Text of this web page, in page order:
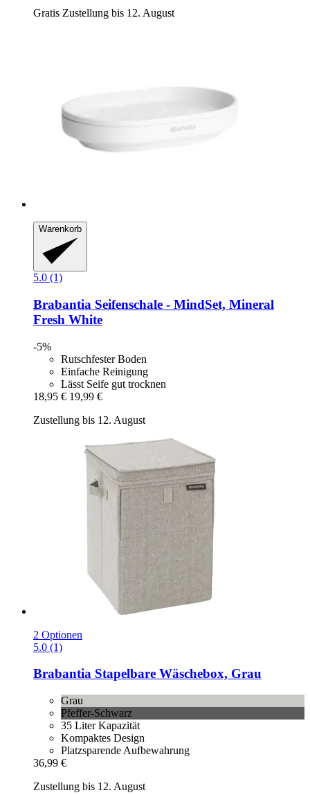
Gratis Zustellung bis 12. August
Warenkorb
5.0 (1)
Brabantia Seifenschale -​ MindSet, Mineral
Fresh White
-5%
Rutschfester Boden
Einfache Reinigung
Lässt Seife gut trocknen
18,95 € 19,99 €
Zustellung bis 12. August
2 Optionen
5.0 (1)
Brabantia Stapelbare Wäschebox, Grau
Grau
Pfeffer-Schwarz
35 Liter Kapazität
Kompaktes Design
Platzsparende Aufbewahrung
36,99 €
Zustellung bis 12. August